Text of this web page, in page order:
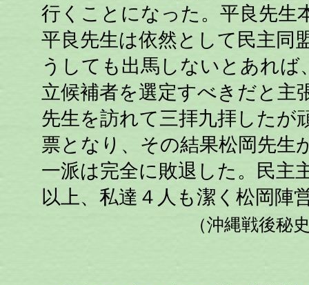
行くことになった。平良先生
平良先生は依然として民主同
うしても出馬しないとあれ
立候補者を選定すべきだと主
先生を訪れて三拝九拝したが
票となり、その結果松岡先生
一派は完全に敗退した。民主
以上、私達４人も潔く松岡陣
（沖縄戦後秘